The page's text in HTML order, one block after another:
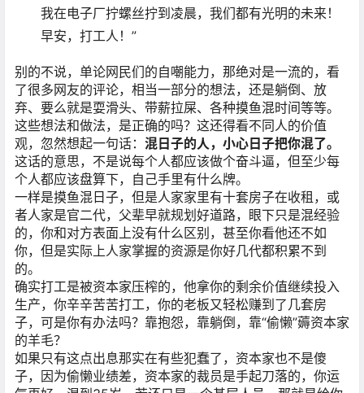
我在电子厂拧螺丝拧到凌晨，我们都有光明的未来！
早安，打工人！”
别的不说，单论网民们的自嘲能力，那绝对是一流的，看
了很多网友的评论，相当一部分的想法，还是躺倒、放
弃、要么就是耍滑头、带薪拉屎、各种摸鱼混时间等等。
这些想法和做法，是正确的吗？这还得看不同人的价值
观，忽然想起一句话： 混日子的人，小心日子把你混了。
这话的意思，不是说每个人都应该做个奋斗逼，但至少每
个人都应该盘算下，自己手里有什么牌。
一样是摸鱼混日子，但是人家家里有十套房子在收租，或
者人家是官二代，父辈早就规划好道路，眼下只是混经验
的，你和对方表面上没有什么区别，甚至你看他还不如
你，但是实际上人家掌握的资源是你好几代都积累不到
的。
确实打工是被资本家压榨的，他拿你的剩余价值继续投入
生产，你辛辛苦苦打工，你的老板又轻松赚到了几套房
子，可是你有办法吗？靠抱怨，靠躺倒，靠“偷懒”薅资本家
的羊毛？
如果只有这点出息那实在有些犯蠢了，资本家也不是傻
子，因为偷懒业绩差，资本家的裁员是手起刀落的，你运